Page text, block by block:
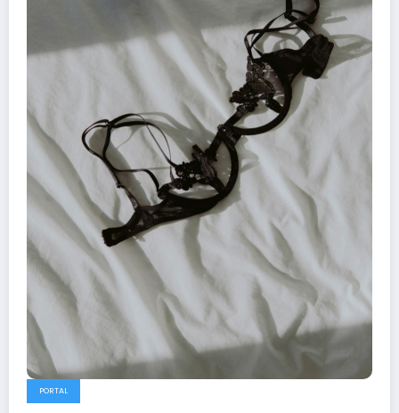
PORTAL